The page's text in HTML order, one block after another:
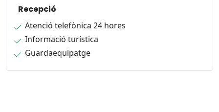
Recepció
Atenció telefònica 24 hores
Informació turística
Guardaequipatge